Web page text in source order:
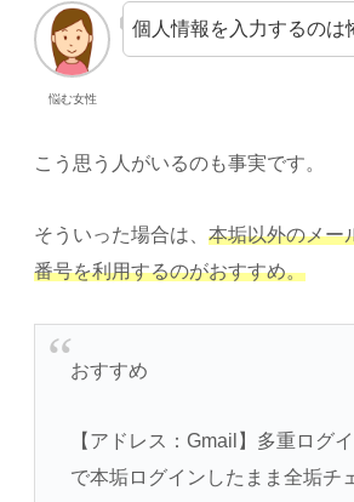
悩む女性
個人情報を入力するのは
こう思う人がいるのも事実です。
そういった場合は、本垢以外のメー
番号を利用するのがおすすめ。
おすすめ
【アドレス：Gmail】多重ログ
で本垢ログインしたまま全垢チ